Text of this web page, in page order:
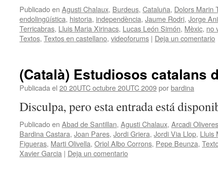
Publicado en Agusti Chalaux, Burdeus, Cataluña, Dolors Marin
endolingüística, historia, independència, Jaume Rodri, Jorge
Terricabras, Lluis Maria Xirinacs, Lucas León Simón, Mèxic, no
Textos, Textos en castellano, videoforums | Deja un comentario
(Català) Estudiosos catalans
Publicada el 20 20UTC octubre 20UTC 2009porbardina
Disculpa, pero esta entrada está
Publicado en Abad de Santillan, Agusti Chalaux, Arcadi
Bardina Castara, Joan Pares, Jordi Griera, Jordi Via Llop, Lluis
Figueras, Marti Olivella, Oriol Albo Corrons, Pepe Beunza,
Xavier Garcia | Deja un comentario